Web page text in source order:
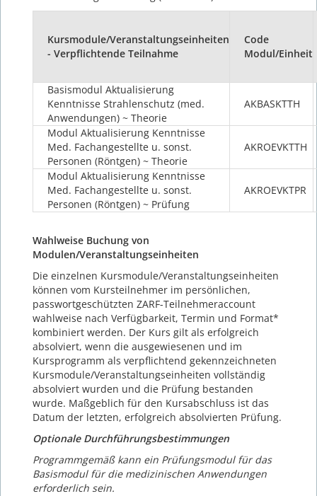
Kursmodule/Veranstaltungseinheiten
- Verpflichtende Teilnahme
Code
Modul/Einheit
Basismodul Aktualisierung
Kenntnisse Strahlenschutz (med.
Anwendungen) ~ Theorie
AKBASKTTH
Modul Aktualisierung Kenntnisse
Med. Fachangestellte u. sonst.
Personen (Röntgen) ~ Theorie
AKROEVKTTH
Modul Aktualisierung Kenntnisse
Med. Fachangestellte u. sonst.
Personen (Röntgen) ~ Prüfung
AKROEVKTPR
Wahlweise Buchung von
Modulen/Veranstaltungseinheiten
Die einzelnen Kursmodule/Veranstaltungseinheiten
können vom Kursteilnehmer im persönlichen,
passwortgeschützten ZARF-Teilnehmeraccount
wahlweise nach Verfügbarkeit, Termin und Format*
kombiniert werden. Der Kurs gilt als erfolgreich
absolviert, wenn die ausgewiesenen und im
Kursprogramm als verpflichtend gekennzeichneten
Kursmodule/Veranstaltungseinheiten vollständig
absolviert wurden und die Prüfung bestanden
wurde. Maßgeblich für den Kursabschluss ist das
Datum der letzten, erfolgreich absolvierten Prüfung.
Optionale Durchführungsbestimmungen
Programmgemäß kann ein Prüfungsmodul für das
Basismodul für die medizinischen Anwendungen
erforderlich sein.